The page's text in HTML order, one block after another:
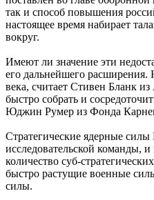
так и способ повышения
настоящее время набирает
вокруг.
Имеют ли значение эти
его дальнейшего
века, считает Стивен Бланк
быстро собрать и
Юджин Румер из Фонда
Стратегические ядерные
исследовательской команды,
количество суб-
быстро растущие военные
силы.